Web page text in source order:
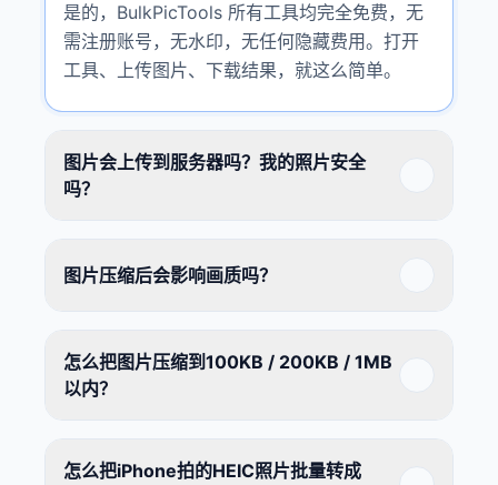
是的，BulkPicTools 所有工具均完全免费，无
需注册账号，无水印，无任何隐藏费用。打开
工具、上传图片、下载结果，就这么简单。
图片会上传到服务器吗？我的照片安全
吗？
图片压缩后会影响画质吗？
怎么把图片压缩到100KB / 200KB / 1MB
以内？
怎么把iPhone拍的HEIC照片批量转成